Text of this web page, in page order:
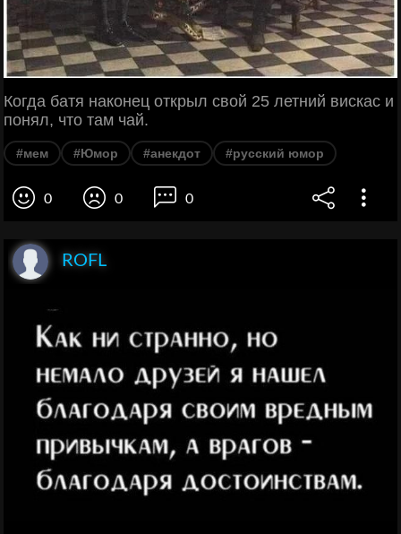
Когда батя наконец открыл свой 25 летний вискас и
понял, что там чай.
#мем #Юмор #анекдот #русский юмор
0 0 0
ROFL